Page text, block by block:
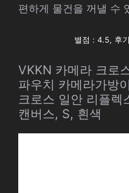
편하게 물건을 꺼낼 수
별점 : 4.5, 후
VKKN 카메라 크로
파우치 카메라가방
크로스 일안 리플렉
캔버스, S, 흰색